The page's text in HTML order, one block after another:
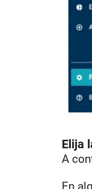
Elija
A
En